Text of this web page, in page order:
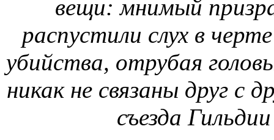
вещи: мнимый
распустили слух в
убийства, отрубая
никак не связаны друг с
съезда